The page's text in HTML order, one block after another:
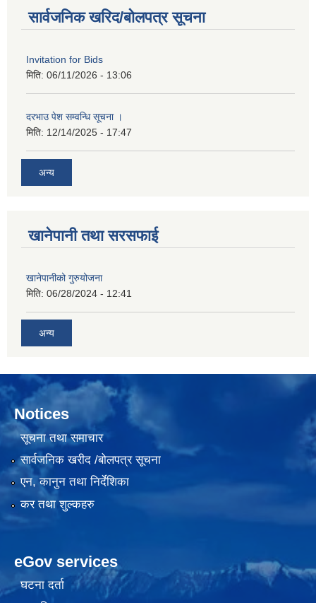
सार्वजनिक खरिद/बोलपत्र सूचना
Invitation for Bids
मिति: 06/11/2026 - 13:06
दरभाउ पेश सम्वन्धि सूचना ।
मिति: 12/14/2025 - 17:47
अन्य
खानेपानी तथा सरसफाई
खानेपानीको गुरुयोजना
मिति: 06/28/2024 - 12:41
अन्य
Notices
सूचना तथा समाचार
सार्वजनिक खरीद /बोलपत्र सूचना
एन, कानुन तथा निर्देशिका
कर तथा शुल्कहरु
eGov services
घटना दर्ता